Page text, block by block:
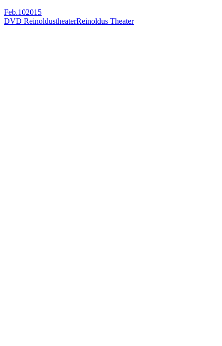
Feb.102015
DVD ReinoldustheaterReinoldus Theater